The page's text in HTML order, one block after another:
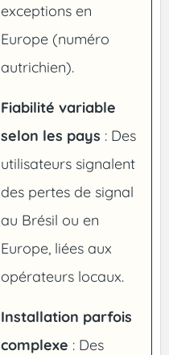
exceptions en
Europe (numéro
autrichien).
Fiabilité variable
selon les pays : Des
utilisateurs signalent
des pertes de signal
au Brésil ou en
Europe, liées aux
opérateurs locaux.
Installation parfois
complexe : Des